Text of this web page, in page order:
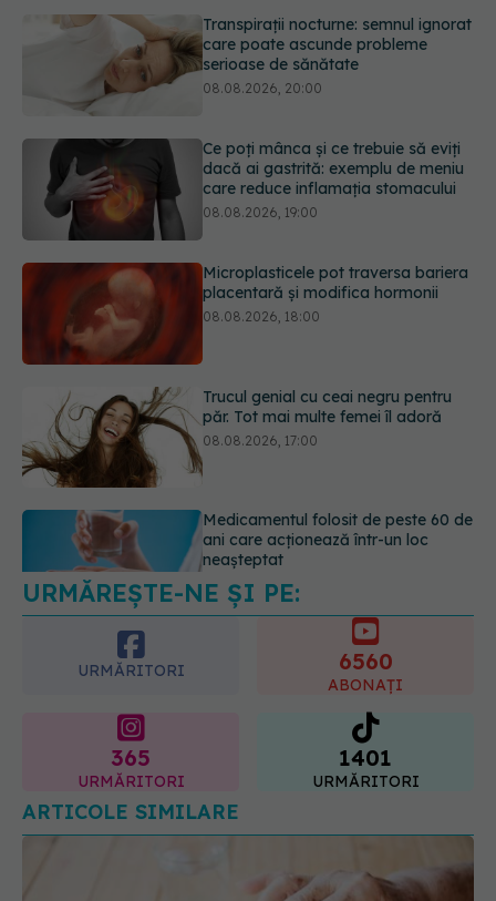
Ce poți mânca și ce trebuie să eviți
dacă ai gastrită: exemplu de meniu
care reduce inflamația stomacului
08.08.2026, 19:00
Microplasticele pot traversa bariera
placentară și modifica hormonii
08.08.2026, 18:00
Trucul genial cu ceai negru pentru
păr. Tot mai multe femei îl adoră
08.08.2026, 17:00
Medicamentul folosit de peste 60 de
ani care acționează într-un loc
neașteptat
Transpirații nocturne: semnul ignorat
care poate ascunde probleme
serioase de sănătate
08.08.2026, 20:00
URMĂREȘTE-NE ȘI PE:
URMĂRITORI
365 1401
URMĂRITORI
ARTICOLE SIMILARE